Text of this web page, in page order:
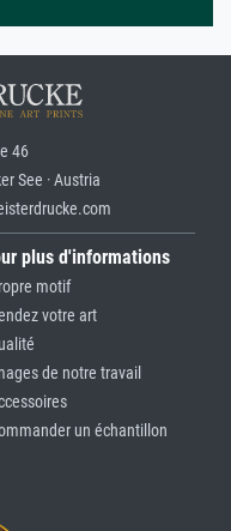
46
See · Austria
plus d'informations
motif
votre art
de notre travail
un échantillon